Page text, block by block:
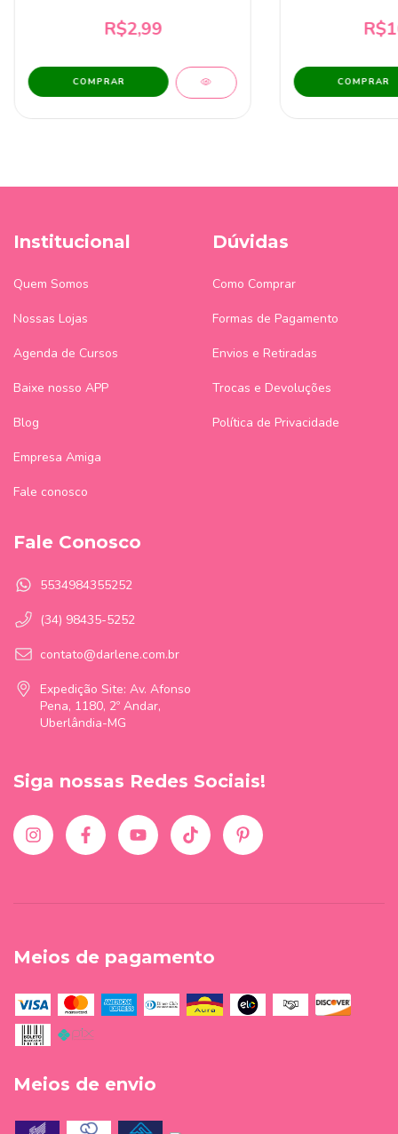
R$2,99
Institucional
Quem Somos
Nossas Lojas
Agenda de Cursos
Baixe nosso APP
Blog
Empresa Amiga
Fale conosco
Dúvidas
Como Comprar
Formas de Pagamento
Envios e Retiradas
Trocas e Devoluções
Política de Privacidade
Fale Conosco
5534984355252
(34) 98435-5252
contato@darlene.com.br
Expedição Site: Av. Afonso
Pena, 1180, 2º Andar,
Uberlândia-MG
Siga nossas Redes Sociais!
Meios de pagamento
Meios de envio